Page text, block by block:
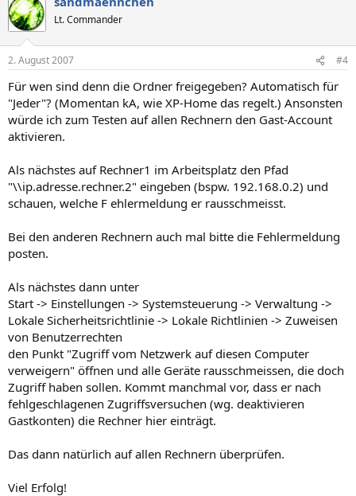
Lt. Commander
2. August 2007 #4
Für wen sind denn die Ordner freigegeben? Automatisch für
"Jeder"? (Momentan kA, wie XP-Home das regelt.) Ansonsten
würde ich zum Testen auf allen Rechnern den Gast-Account
aktivieren.
Als nächstes auf Rechner1 im Arbeitsplatz den Pfad
"\\ip.adresse.rechner.2" eingeben (bspw. 192.168.0.2) und
schauen, welche F ehlermeldung er rausschmeisst.
Bei den anderen Rechnern auch mal bitte die Fehlermeldung
posten.
Als nächstes dann unter
Start -> Einstellungen -> Systemsteuerung -> Verwaltung ->
Lokale Sicherheitsrichtlinie -> Lokale Richtlinien -> Zuweisen
von Benutzerrechten
den Punkt "Zugriff vom Netzwerk auf diesen Computer
verweigern" öffnen und alle Geräte rausschmeissen, die doch
Zugriff haben sollen. Kommt manchmal vor, dass er nach
fehlgeschlagenen Zugriffsversuchen (wg. deaktivieren
Gastkonten) die Rechner hier einträgt.
Das dann natürlich auf allen Rechnern überprüfen.
Viel Erfolg!